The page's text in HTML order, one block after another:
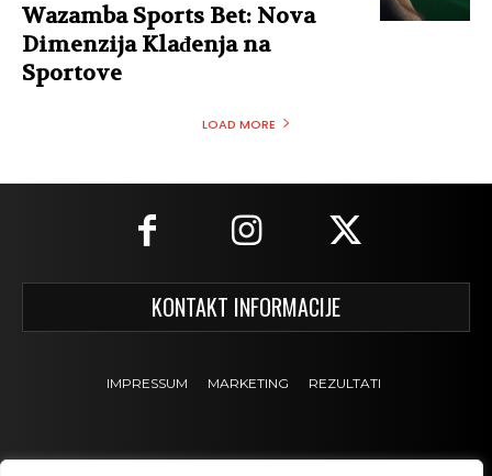
Wazamba Sports Bet: Nova
Dimenzija Klađenja na
Sportove
LOAD MORE
KONTAKT INFORMACIJE
IMPRESSUM MARKETING REZULTATI